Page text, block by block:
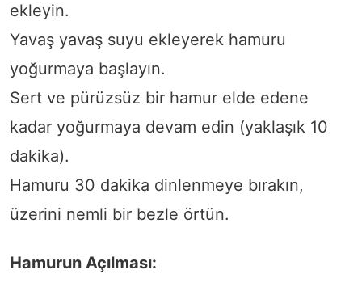
ekleyin.
Yavaş yavaş suyu ekleyerek hamuru
yoğurmaya başlayın.
Sert ve pürüzsüz bir hamur elde edene
kadar yoğurmaya devam edin (yaklaşık 10
dakika).
Hamuru 30 dakika dinlenmeye bırakın,
üzerini nemli bir bezle örtün.
Hamurun Açılması: